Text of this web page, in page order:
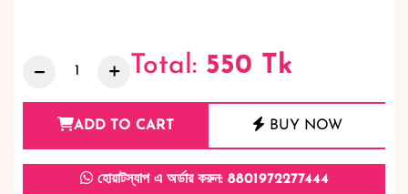
Total: 550 Tk
ADD TO CART BUY NOW
হোয়াটস্যাপ এ অর্ডার করুন: 8801972277444